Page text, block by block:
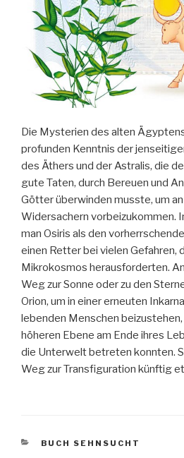
Die Mysterien des alten
profunden Kenntnis der
des Äthers und der Astralis, die
gute Taten, durch Bereuen und
Götter überwinden musste, um
Widersachern vorbeizukommen.
man Osiris als den
einen Retter bei vielen Gefahren,
Mikrokosmos herausforderten.
Weg zur Sonne oder zu den
Orion, um in einer erneuten
lebenden Menschen
höheren Ebene am Ende ihres
die Unterwelt betreten konnten.
Weg zur Transfiguration künftig
KATEGORIEN
BUCH SEHNSUCHT